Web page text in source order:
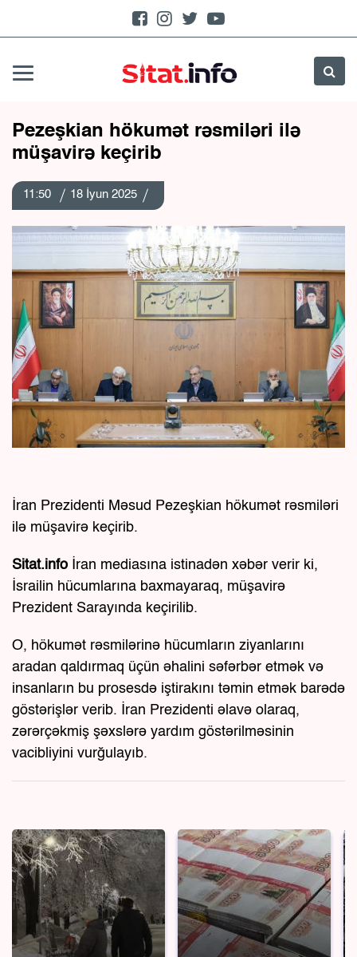
Pezeşkian hökumət rəsmiləri ilə
müşavirə keçirib
11:50 18 İyun 2025
İran Prezidenti Məsud Pezeşkian hökumət rəsmiləri
ilə müşavirə keçirib.
Sitat.info İran mediasına istinadən xəbər verir ki,
İsrailin hücumlarına baxmayaraq, müşavirə
Prezident Sarayında keçirilib.
O, hökumət rəsmilərinə hücumların ziyanlarını
aradan qaldırmaq üçün əhalini səfərbər etmək və
insanların bu prosesdə iştirakını təmin etmək barədə
göstərişlər verib. İran Prezidenti əlavə olaraq,
zərərçəkmiş şəxslərə yardım göstərilməsinin
vacibliyini vurğulayıb.